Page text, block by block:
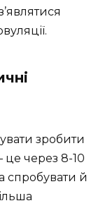
зробити
це через 8-10
спробувати й